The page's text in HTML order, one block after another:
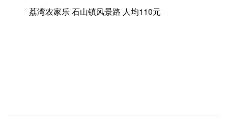
荔湾农家乐 石山镇风景路 人均110元